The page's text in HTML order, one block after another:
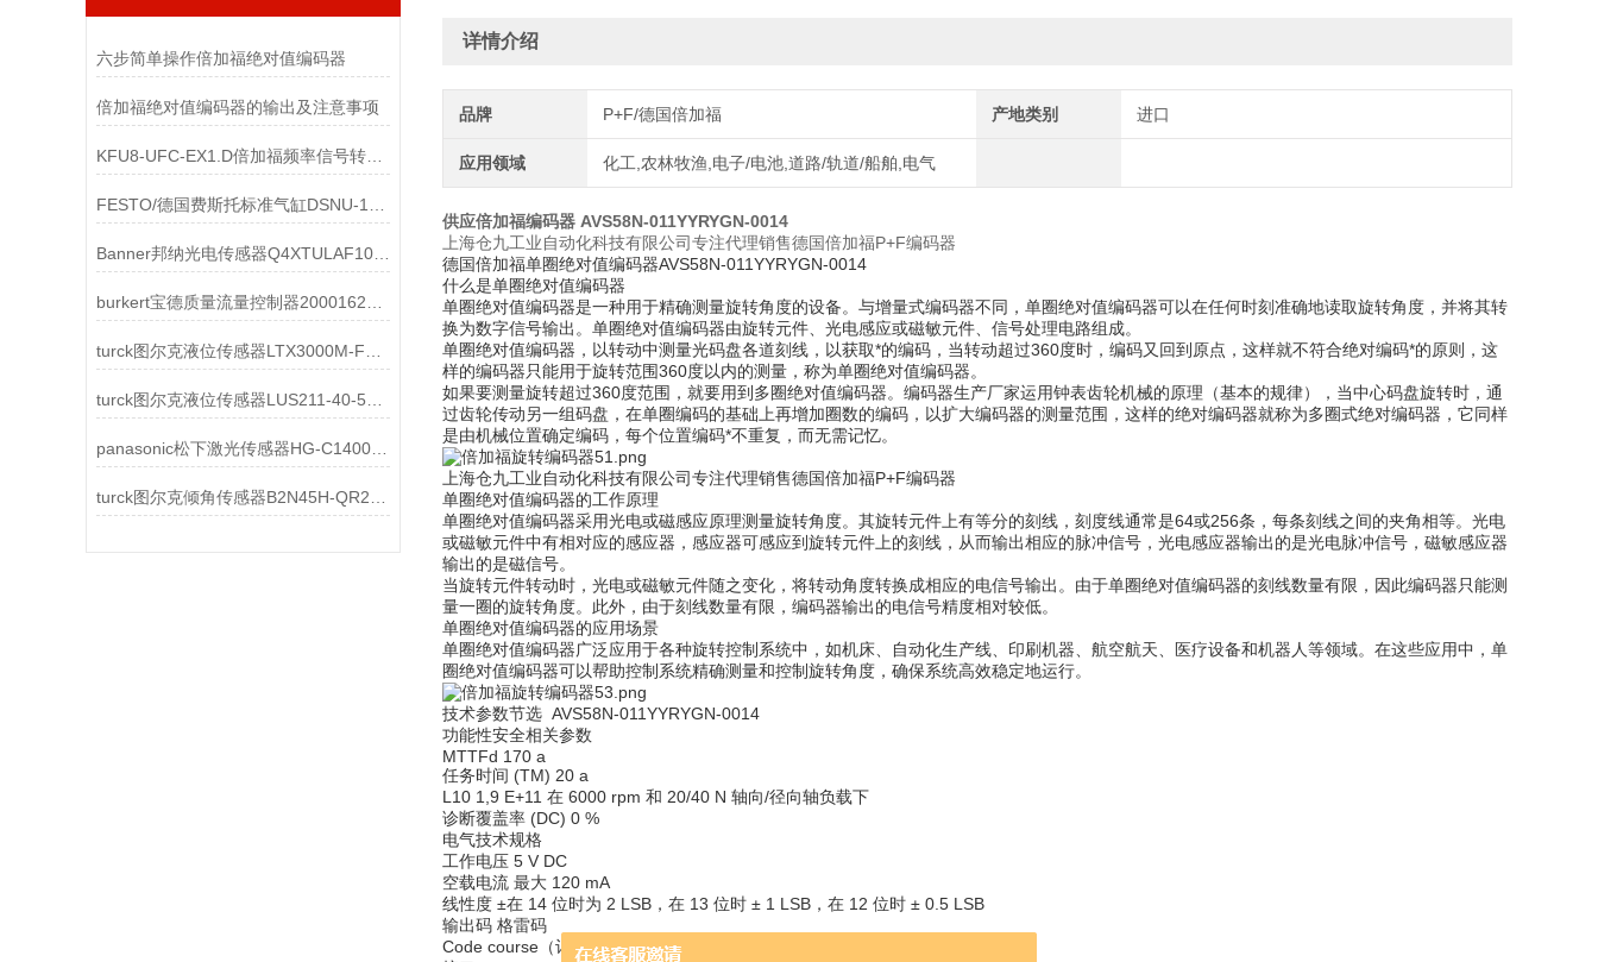
六步简单操作倍加福绝对值编码器
倍加福绝对值编码器的输出及注意事项
KFU8-UFC-EX1.D倍加福频率信号转换安全栅产品阐述
Banner邦纳光电传感器Q4XTULAF100-Q8工作原理
panasonic松下激光传感器HG-C1400L3-P结构特点
详情介绍
品牌 P+F/德国倍加福 产地类别 进口
应用领域 化工,农林牧渔,电子/电池,道路/轨道/船舶,电气
供应倍加福编码器 AVS58N-011YYRYGN-0014
上海仓九工业自动化科技有限公司专注代理销售德国倍加福P+F编码器
德国倍加福单圈绝对值编码器AVS58N-011YYRYGN-0014
什么是单圈绝对值编码器
单圈绝对值编码器是一种用于精确测量旋转角度的设备。与增量式编码器不同，单圈绝对值编码器可以在任何时刻准确地读取旋转角度，并将其转
换为数字信号输出。单圈绝对值编码器由旋转元件、光电感应或磁敏元件、信号处理电路组成。
单圈绝对值编码器，以转动中测量光码盘各道刻线，以获取*的编码，当转动超过360度时，编码又回到原点，这样就不符合绝对编码*的原则，这
样的编码器只能用于旋转范围360度以内的测量，称为单圈绝对值编码器。
如果要测量旋转超过360度范围，就要用到多圈绝对值编码器。编码器生产厂家运用钟表齿轮机械的原理（基本的规律），当中心码盘旋转时，通
过齿轮传动另一组码盘，在单圈编码的基础上再增加圈数的编码，以扩大编码器的测量范围，这样的绝对编码器就称为多圈式绝对编码器，它同样
是由机械位置确定编码，每个位置编码*不重复，而无需记忆。
上海仓九工业自动化科技有限公司专注代理销售德国倍加福P+F编码器
单圈绝对值编码器的工作原理
单圈绝对值编码器采用光电或磁感应原理测量旋转角度。其旋转元件上有等分的刻线，刻度线通常是64或256条，每条刻线之间的夹角相等。光电
或磁敏元件中有相对应的感应器，感应器可感应到旋转元件上的刻线，从而输出相应的脉冲信号，光电感应器输出的是光电脉冲信号，磁敏感应器
输出的是磁信号。
当旋转元件转动时，光电或磁敏元件随之变化，将转动角度转换成相应的电信号输出。由于单圈绝对值编码器的刻线数量有限，因此编码器只能测
量一圈的旋转角度。此外，由于刻线数量有限，编码器输出的电信号精度相对较低。
单圈绝对值编码器的应用场景
单圈绝对值编码器广泛应用于各种旋转控制系统中，如机床、自动化生产线、印刷机器、航空航天、医疗设备和机器人等领域。在这些应用中，单
圈绝对值编码器可以帮助控制系统精确测量和控制旋转角度，确保系统高效稳定地运行。
技术参数节选 AVS58N-011YYRYGN-0014
功能性安全相关参数
MTTFd 170 a
任务时间 (TM) 20 a
L10 1,9 E+11 在 6000 rpm 和 20/40 N 轴向/径向轴负载下
诊断覆盖率 (DC) 0 %
电气技术规格
工作电压 5 V DC
空载电流 最大 120 mA
线性度 ±在 14 位时为 2 LSB，在 13 位时 ± 1 LSB，在 12 位时 ± 0.5 LSB
输出码 格雷码
Code course（计数方向） 顺时针递减（顺时针旋转，code course 递减）